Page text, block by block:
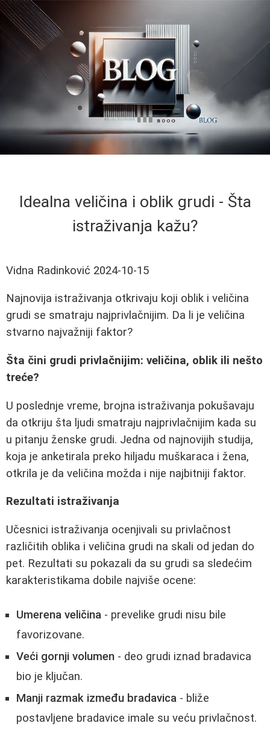
Idealna veličina i oblik grudi - Šta
istraživanja kažu?
Vidna Radinković 2024-10-15
Najnovija istraživanja otkrivaju koji oblik i veličina
grudi se smatraju najprivlačnijim. Da li je veličina
stvarno najvažniji faktor?
Šta čini grudi privlačnijim: veličina, oblik ili nešto
treće?
U poslednje vreme, brojna istraživanja pokušavaju
da otkriju šta ljudi smatraju najprivlačnijim kada su
u pitanju ženske grudi. Jedna od najnovijih studija,
koja je anketirala preko hiljadu muškaraca i žena,
otkrila je da veličina možda i nije najbitniji faktor.
Rezultati istraživanja
Učesnici istraživanja ocenjivali su privlačnost
različitih oblika i veličina grudi na skali od jedan do
pet. Rezultati su pokazali da su grudi sa sledećim
karakteristikama dobile najviše ocene:
Umerena veličina - prevelike grudi nisu bile
favorizovane.
Veći gornji volumen - deo grudi iznad bradavica
bio je ključan.
Manji razmak između bradavica - bliže
postavljene bradavice imale su veću privlačnost.